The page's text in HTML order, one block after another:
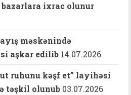
ixrac olunur
məskənində
aşkar edilib 14.07.2026
ruhunu kəşf et” layihəsi
təşkil olunub 03.07.2026